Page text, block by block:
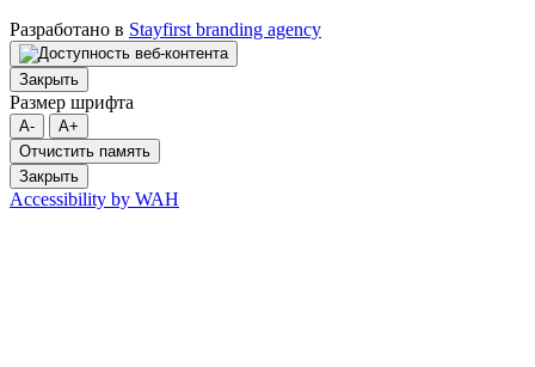
Разработано в Stayfirst branding agency
Закрыть
Размер шрифта
A-
A+
Отчистить память
Закрыть
Accessibility by WAH